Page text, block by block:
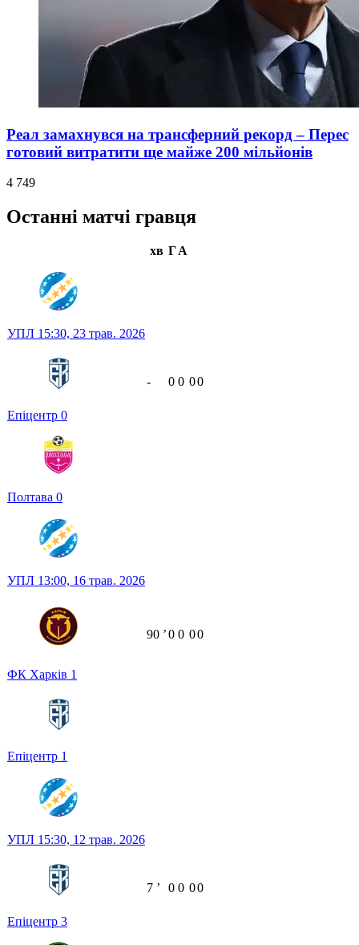
Реал замахнувся на трансферний рекорд – Перес
готовий витратити ще майже 200 мільйонів
4 749
Останні матчі гравця
хв ГА
УПЛ 15:30, 23 трав. 2026
Епіцентр 0
Полтава 0
- 0 0 00
УПЛ 13:00, 16 трав. 2026
ФК Харків 1
Епіцентр 1
90 ʼ0 0 00
УПЛ 15:30, 12 трав. 2026
Епіцентр 3
7 ʼ 0 0 00